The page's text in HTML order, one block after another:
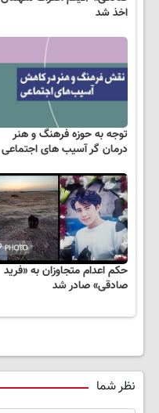
اخذ شد
توجه به حوزه فرهنگ و هنر
درمان گر آسیب های اجتماعی
حکم اعدام متجاوزان به «فرید
صادقی» صادر شد
نظر شما